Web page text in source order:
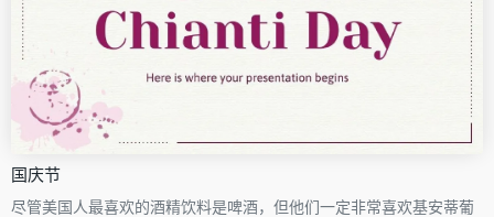
国庆节
尽管美国人最喜欢的酒精饮料是啤酒，但他们一定非常喜欢基安蒂葡